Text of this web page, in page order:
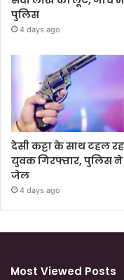
पुलिस
4 days ago
देसी कट्टा के साथ टहल
युवक गिरफ्तार, पुलिस
जेल
4 days ago
Most Viewed Posts